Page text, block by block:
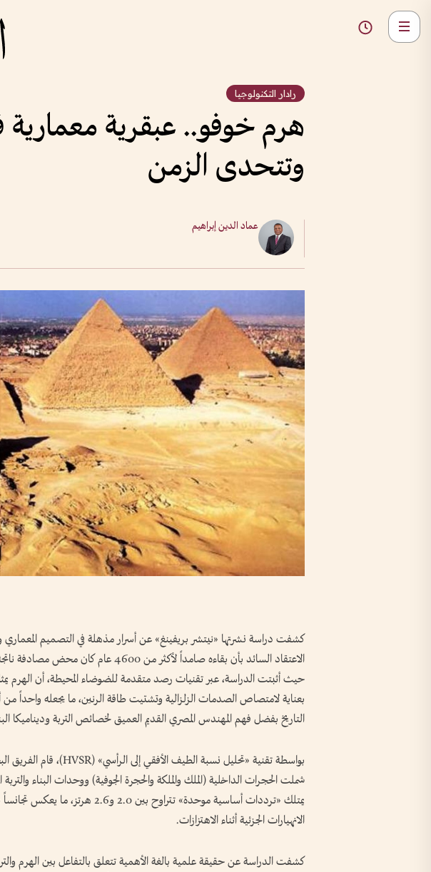
رادار التكنولوجيا
هرم خوفو.. عبقرية
وتتحدى الزمن
عماد الدين إبراهيم
كشفت دراسة نشرتها «نيتشر بريفينغ» عن أسرار مذهلة في التصميم المعماري
الاعتقاد السائد بأن بقاءه صامداً لأكثر من
حيث أثبتت الدراسة، عبر تقنيات رصد متقدمة للضوضاء المحيطة، أن الهرم
بعناية لامتصاص الصدمات الزلزالية وتشتيت طاقة الرنين، ما يجعله واحداً من
التاريخ بفضل فهم المهندس المصري القديم العميق لخصائص التربة وديناميكا
شملت الحجرات الداخلية (الملك والملكة والحجرة الجوفية) ووحدات البناء
يمتلك «ترددات أساسية موحدة» تتراوح بين
الانهيارات الجزئية أثناء الاهتزازات.
كشفت الدراسة عن حقيقة علمية بالغة الأهمية تتعلق بالتفاعل بين الهرم